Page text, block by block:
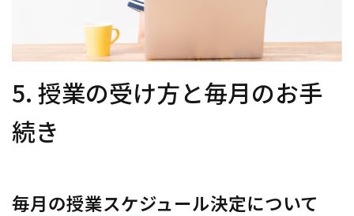
5. 授業の受け方と毎月のお手
続き
毎月の授業スケジュール決定について